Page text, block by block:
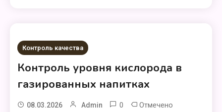
Контроль качества
Контроль уровня кислорода в
газированных напитках
08.03.2026 Admin 0 Отмечено